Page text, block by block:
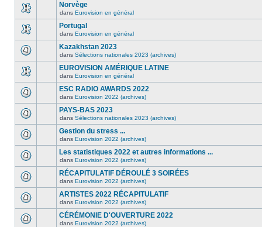
Norvège
dans Eurovision en général
Portugal
dans Eurovision en général
Kazakhstan 2023
dans Sélections nationales 2023 (archives)
EUROVISION AMÉRIQUE LATINE
dans Eurovision en général
ESC RADIO AWARDS 2022
dans Eurovision 2022 (archives)
PAYS-BAS 2023
dans Sélections nationales 2023 (archives)
Gestion du stress ...
dans Eurovision 2022 (archives)
Les statistiques 2022 et autres informations ...
dans Eurovision 2022 (archives)
RÉCAPITULATIF DÉROULÉ 3 SOIRÉES
dans Eurovision 2022 (archives)
ARTISTES 2022 RÉCAPITULATIF
dans Eurovision 2022 (archives)
CÉRÉMONIE D'OUVERTURE 2022
dans Eurovision 2022 (archives)